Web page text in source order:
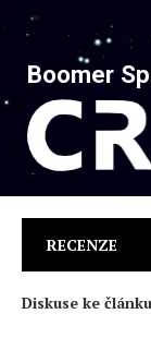
Boomer
RECENZE
Diskuse ke